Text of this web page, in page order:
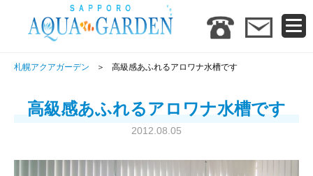
札幌アクアガーデン 高級感あふれるアロワナ水槽です
高級感あふれるアロワナ水槽です
2012.08.05